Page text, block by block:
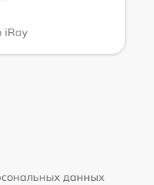
iRay
данных